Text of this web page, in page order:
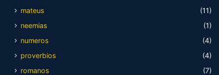
mateus
(11)
neemias
(1)
numeros
(4)
proverbios
(4)
romanos
(7)